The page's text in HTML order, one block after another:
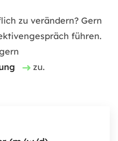
zu verändern? Gern
führen.
zu.